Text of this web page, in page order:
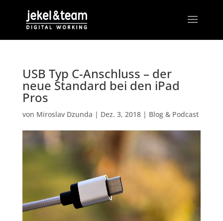
USB Typ C-Anschluss – der
neue Standard bei den iPad
Pros
von Miroslav Dzunda | Dez. 3, 2018| Blog & Podcast